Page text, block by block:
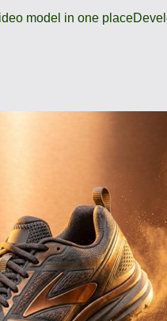
model in one place